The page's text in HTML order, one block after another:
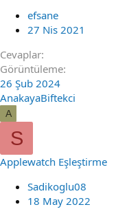
efsane
27 Nis 2021
Cevaplar
Görüntüleme
26 Şub 2024
AnakayaBiftekci
A
S
Applewatch Eşleştirme
Sadikoglu08
18 May 2022